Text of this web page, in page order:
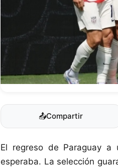
📤Compartir
El regreso de Paraguay
esperaba. La selección